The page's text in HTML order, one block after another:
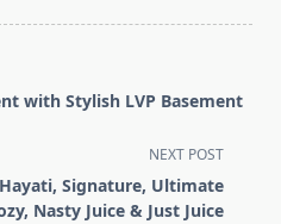
with Stylish LVP Basement
NEXT POST
Signature, Ultimate
Nasty Juice & Just Juice